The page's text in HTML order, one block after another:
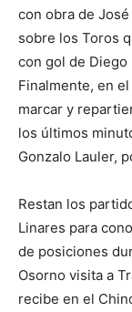
con obra de
sobre los Toros
con gol de
Finalmente, en
marcar y
los últimos
Gonzalo Lauler,
Restan los
Linares para
de posiciones
Osorno visita a
recibe en el